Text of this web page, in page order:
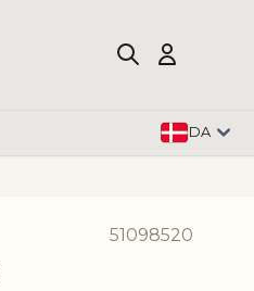
DA
51098520